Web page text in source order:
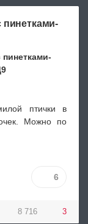
пинетками-
пинетками-
птички в
Можно по
6
8 716 3